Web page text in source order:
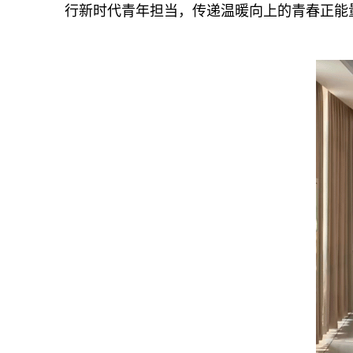
行新时代青年担当，传递温暖向上的青春正能